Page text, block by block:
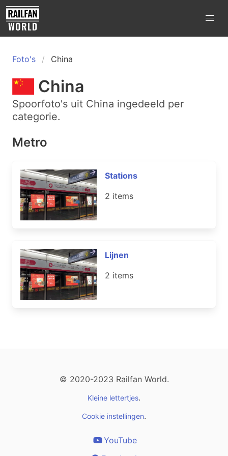
Foto's China
China
Spoorfoto's uit China ingedeeld per
categorie.
Metro
Stations
2 items
Lijnen
2 items
© 2020-2023 Railfan World.
Kleine lettertjes.
Cookie instellingen.
YouTube